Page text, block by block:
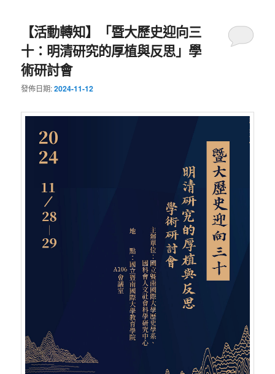
【活動轉知】「暨大歷史迎向三
十：明清研究的厚植與反思」學
術研討會
發佈日期:2024-11-12